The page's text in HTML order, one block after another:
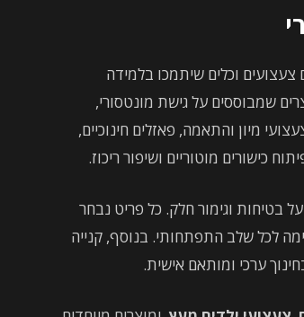
וכלים שיתמכו בלמידה
שמבוססים על גישת מונטסורי,
מיון והתאמה, פאזלים חינוכיים,
כישורים מוטוריים ושיפור ריכוז.
בטיחות וגימור חלק. כל פריט נבחר
לכל שלב התפתחותי. בנוסף, קנייה
ערכי ומותאם אישית.